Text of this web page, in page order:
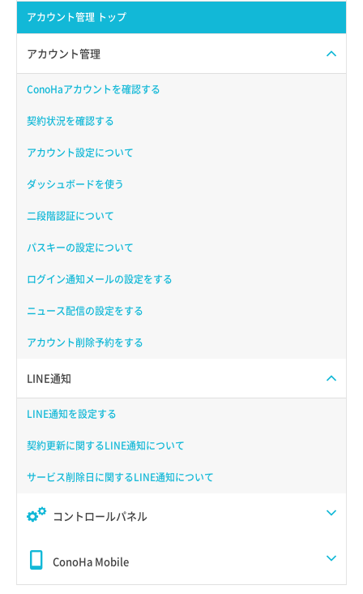
アカウント管理 トップ
アカウント管理
ConoHaアカウントを確認する
契約状況を確認する
アカウント設定について
ダッシュボードを使う
二段階認証について
パスキーの設定について
ログイン通知メールの設定をする
ニュース配信の設定をする
アカウント削除予約をする
LINE通知
LINE通知を設定する
契約更新に関するLINE通知について
サービス削除日に関するLINE通知について
コントロールパネル
ConoHa Mobile